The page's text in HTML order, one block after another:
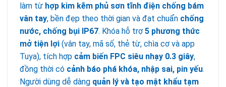
làm từ hợp kim kẽm phủ sơn tĩnh điện chống bám
vân tay, bền đẹp theo thời gian và đạt chuẩn chống
nước, chống bụi IP67. Khóa hỗ trợ 5 phương thức
mở tiện lợi (vân tay, mã số, thẻ từ, chìa cơ và app
Tuya), tích hợp cảm biến FPC siêu nhạy 0.3 giây,
đồng thời có cảnh báo phá khóa, nhập sai, pin yếu.
Người dùng dễ dàng quản lý và tạo mật khẩu tạm